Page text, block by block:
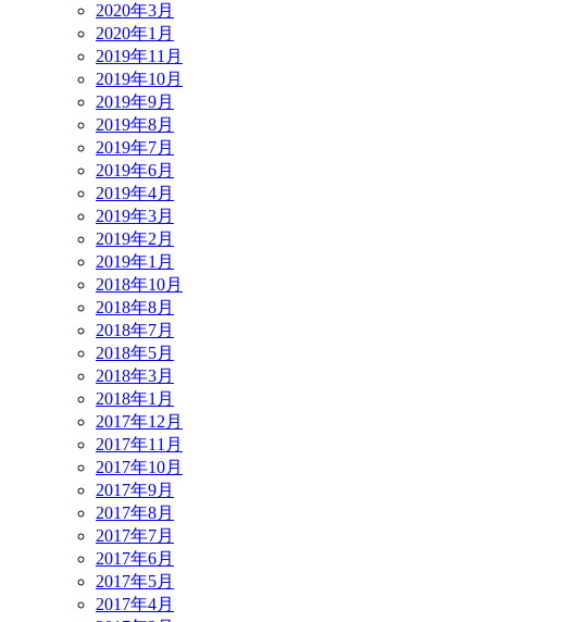
2020年3月
2020年1月
2019年11月
2019年10月
2019年9月
2019年8月
2019年7月
2019年6月
2019年4月
2019年3月
2019年2月
2019年1月
2018年10月
2018年8月
2018年7月
2018年5月
2018年3月
2018年1月
2017年12月
2017年11月
2017年10月
2017年9月
2017年8月
2017年7月
2017年6月
2017年5月
2017年4月